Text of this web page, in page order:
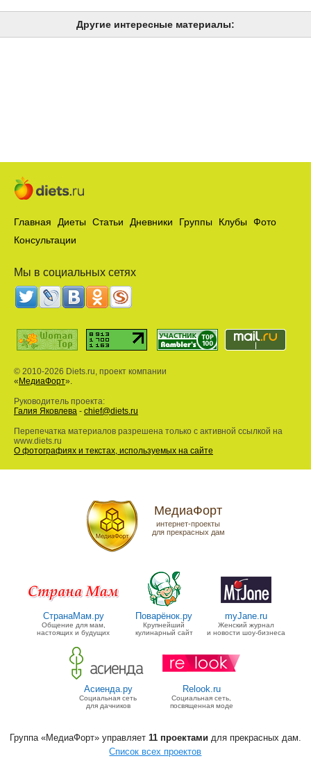
Другие интересные материалы:
Главная Диеты Статьи Дневники Группы Клубы
Фото
Консультации
Мы в социальных сетях
© 2010-2026 Diets.ru, проект компании
« МедиаФорт».
Руководитель проекта:
Галия Яковлева - chief@diets.ru
Перепечатка материалов разрешена только с активной ссылкой на
www.diets.ru
О фотографиях и текстах, используемых на сайте
МедиаФорт
интернет-проекты
для прекрасных дам
СтранаМам.ру
Общение для мам,
настоящих и будущих
Поварёнок.ру
Крупнейший
кулинарный сайт
myJane.ru
Женский журнал
и новости шоу-бизнеса
Асиенда.ру
Социальная сеть
для дачников
Relook.ru
Социальная сеть,
посвященная моде
Группа «МедиаФорт» управляет 11 проектами для прекрасных дам.
Список всех проектов